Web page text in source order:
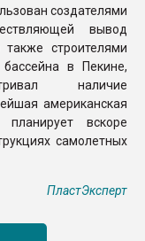
создателями
вывод
строителями
бассейна в Пекине,
наличие
американская
планирует вскоре
самолетных
ПластЭксперт